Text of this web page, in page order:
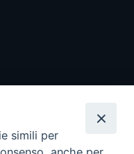
simili per